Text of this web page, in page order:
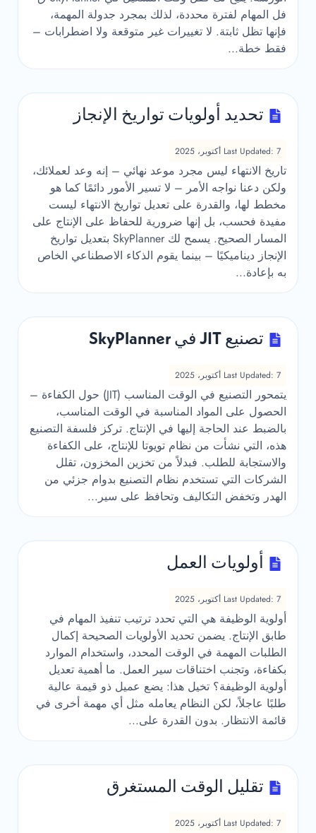
فل المهام لفترة محددة، لذلك بمجرد جدولة المهمة،
فإنها تظل ثابتة. لا تغييرات غير متوقعة ولا اضطرابات –
فقط خطة...
تحديد أولويات تواريخ الإنجاز
Last Updated: 7 أكتوبر، 2025
تاريخ الانتهاء ليس مجرد موعد نهائي – إنه وعد لعملائك،
ولكن دعنا نواجه الأمر – لا تسير الأمور دائمًا كما هو
مخطط لها، والقدرة على تعديل تواريخ الانتهاء ليست
مفيدة فحسب، بل إنها ضرورية للحفاظ على الإنتاج على
المسار الصحيح. يسمح لك SkyPlanner بتعديل تواريخ
الإنجاز ديناميكيًا – بينما يقوم الذكاء الاصطناعي الخاص
به بإعادة...
تصنيع JIT في SkyPlanner
Last Updated: 7 أكتوبر، 2025
يتمحور التصنيع في الوقت المناسب (JIT) حول الكفاءة –
الحصول على المواد المناسبة في الوقت المناسب،
بالضبط عند الحاجة إليها في الإنتاج. تركز فلسفة التصنيع
هذه، التي نشأت من نظام تويوتا للإنتاج، على الكفاءة
والاستجابة للطلب. فبدلاً من تخزين المخزون، تقلل
الشركات التي تستخدم نظام التصنيع بدوام جزئي من
الهدر وتخفض التكاليف وتحافظ على سير...
أولويات العمل
Last Updated: 7 أكتوبر، 2025
أولوية الوظيفة هي التي تحدد ترتيب تنفيذ المهام في
طابق الإنتاج. يضمن تحديد الأولويات الصحيحة إكمال
الطلبات المهمة في الوقت المحدد، واستخدام الموارد
بكفاءة، وتجنب اختناقات سير العمل. ما أهمية تعديل
أولوية الوظيفة؟ تخيل هذا: يضع عميل ذو قيمة عالية
طلبًا عاجلاً، لكن النظام يعامله مثل أي مهمة أخرى في
قائمة الانتظار. بدون القدرة على...
تقليل الوقت المستغرق
Last Updated: 7 أكتوبر، 2025